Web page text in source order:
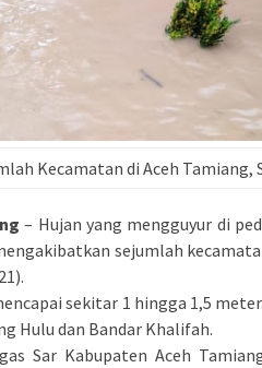
Kecamatan di Aceh Tamiang,
– Hujan yang mengguyur di
sejumlah
sekitar 1 hingga 1,5
Hulu dan Bandar Khalifah.
Sar Kabupaten Aceh